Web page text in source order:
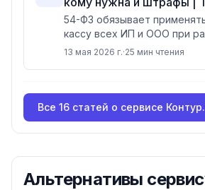
марта 2026 действуют
штрафы через ГИС МТ как
камеры.
54-ФЗ обязывает
кассу всех ИП и ООО при
физлицами. Самозанятые
с сентября 2026 года
13 мая 2026 г.·25 мин чтения
Все 16 статей о сервисе
Альтернативы